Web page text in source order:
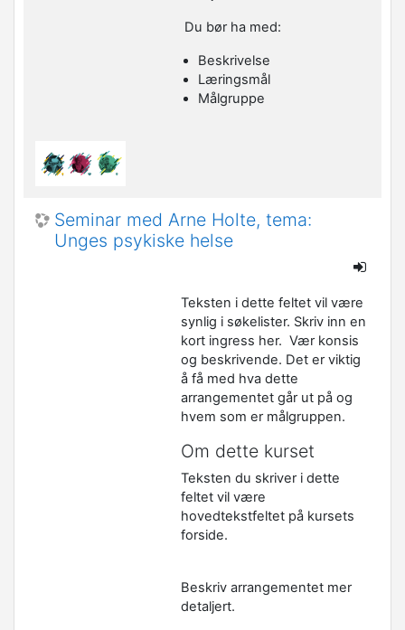
Du bør ha med:
Beskrivelse
Læringsmål
Målgruppe
Seminar med Arne Holte, tema:
Unges psykiske helse
Teksten i dette feltet vil være
synlig i søkelister. Skriv inn en
kort ingress her. Vær konsis
og beskrivende. Det er viktig
å få med hva dette
arrangementet går ut på og
hvem som er målgruppen.
Om dette kurset
Teksten du skriver i dette
feltet vil være
hovedtekstfeltet på kursets
forside.
Beskriv arrangementet mer
detaljert.